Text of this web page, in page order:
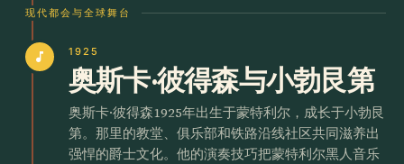
现代都会与全球舞台
music_note 1925
奥斯卡·彼得森与小勃艮第
奥斯卡·彼得森1925年出生于蒙特利尔，成长于小勃艮
第。那里的教堂、俱乐部和铁路沿线社区共同滋养出
强悍的爵士文化。他的演奏技巧把蒙特利尔黑人音乐